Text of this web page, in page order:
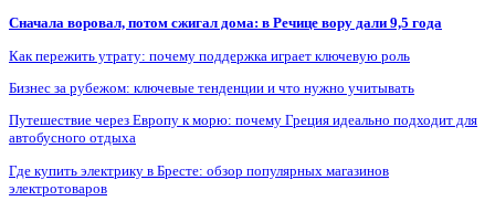
Сначала воровал, потом сжигал дома: в Речице вору дали 9,5 года
Как пережить утрату: почему поддержка играет ключевую роль
Бизнес за рубежом: ключевые тенденции и что нужно учитывать
Путешествие через Европу к морю: почему Греция идеально подходит для
автобусного отдыха
Где купить электрику в Бресте: обзор популярных магазинов
электротоваров